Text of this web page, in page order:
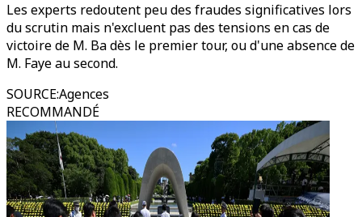
Les experts redoutent peu des fraudes significatives lors
du scrutin mais n'excluent pas des tensions en cas de
victoire de M. Ba dès le premier tour, ou d'une absence de
M. Faye au second.
SOURCE:Agences
RECOMMANDÉ